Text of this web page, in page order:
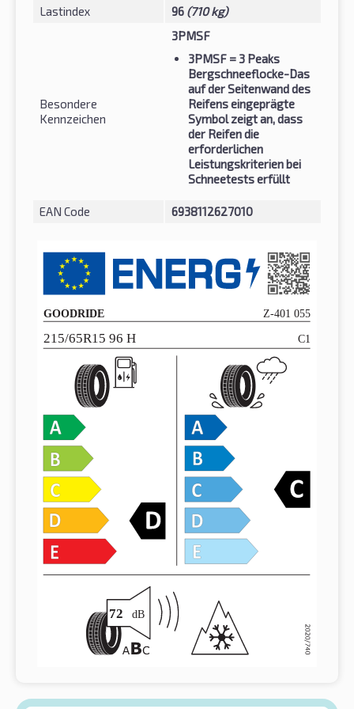
Lastindex 96 (710 kg)
Besondere
Kennzeichen
3PMSF
3PMSF = 3 Peaks
Bergschneeflocke-Das
auf der Seitenwand des
Reifens eingeprägte
Symbol zeigt an, dass
der Reifen die
erforderlichen
Leistungskriterien bei
Schneetests erfüllt
EAN Code 6938112627010